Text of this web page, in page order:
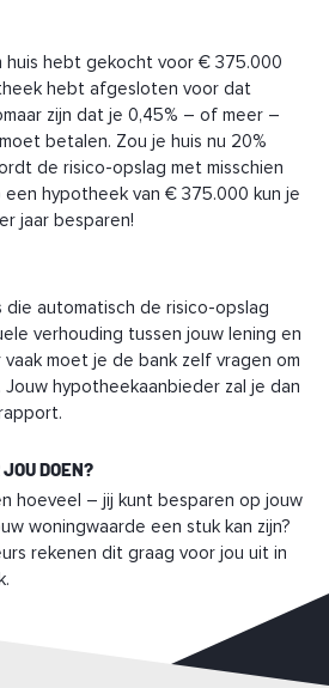
hebt gekocht voor € 375.000
hebt afgesloten voor dat
zijn dat je 0,45% – of meer –
betalen. Zou je huis nu 20%
de risico-opslag met misschien
een hypotheek van € 375.000 kun je
jaar besparen!
die automatisch de risico-opslag
verhouding tussen jouw lening en
moet je de bank zelf vragen om
hypotheekaanbieder zal je dan
DOEN?
hoeveel – jij kunt besparen op jouw
woningwaarde een stuk kan zijn?
rekenen dit graag voor jou uit in